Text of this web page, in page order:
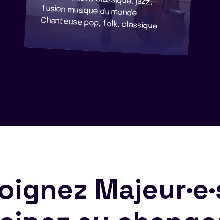
Chanteuse pop, folk, classique